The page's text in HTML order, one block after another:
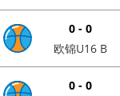
0 - 0
欧锦U16 B
0 - 0